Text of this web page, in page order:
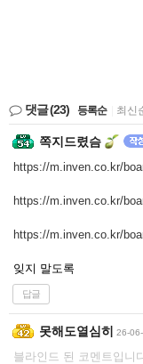
댓글(23) 등록순 최신
쪽지드렸슴
https://m.inven.co.kr/
https://m.inven.co.kr/
https://m.inven.co.kr/
잊지 말도록
답글
못해도열심히 26-
블라인드 된 코멘트입니